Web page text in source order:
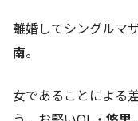
離婚してシングルマ
南。
女であることによる